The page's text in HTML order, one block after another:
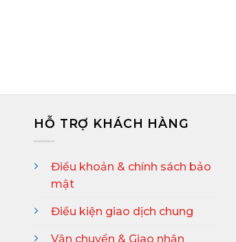
HỖ TRỢ KHÁCH HÀNG
Điều khoản & chính sách bảo
mật
Điều kiện giao dịch chung
Vận chuyển & Giao nhận